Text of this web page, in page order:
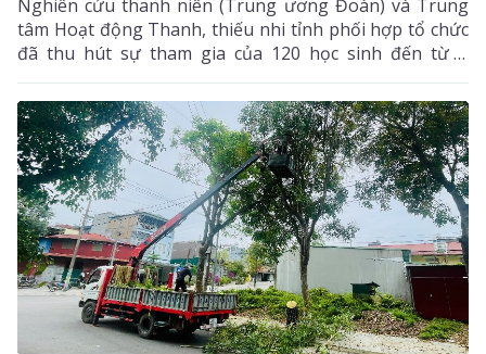
Nghiên cứu thanh niên (Trung ương Đoàn) và Trung
tâm Hoạt động Thanh, thiếu nhi tỉnh phối hợp tổ chức
đã thu hút sự tham gia của 120 học sinh đến từ 6
trường THCS trên địa bàn các huyện, thành phố trong
tỉnh. Cuộc thi thực sự trở thành ngày hội sáng tạo, nơi
các em tự tin thể hiện hiểu biết và lan tỏa nhiều thông
điệp ý nghĩa: Nói không với thuốc lá, thuốc lá điện tử;
Dập thuốc - thắp tương lai; Không thử, không giữ,
không sử dụng thuốc lá dù chỉ một lần; Đừng để điếu
thuốc lấy đi sức khỏe của bạn.